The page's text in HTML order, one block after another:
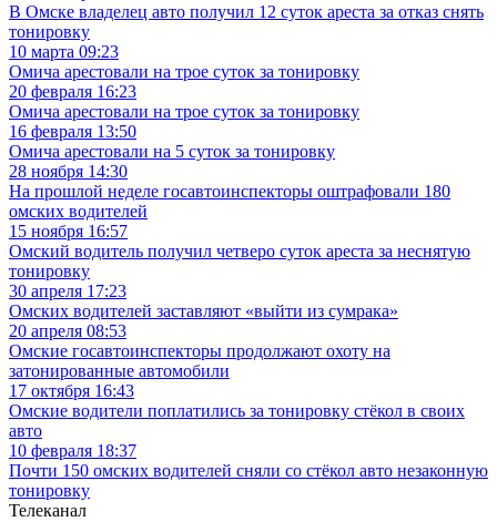
В Омске владелец авто получил 12 суток ареста за отказ снять
тонировку
10 марта 09:23
Омича арестовали на трое суток за тонировку
20 февраля 16:23
Омича арестовали на трое суток за тонировку
16 февраля 13:50
Омича арестовали на 5 суток за тонировку
28 ноября 14:30
На прошлой неделе госавтоинспекторы оштрафовали 180
омских водителей
15 ноября 16:57
Омский водитель получил четверо суток ареста за неснятую
тонировку
30 апреля 17:23
Омских водителей заставляют «выйти из сумрака»
20 апреля 08:53
Омские госавтоинспекторы продолжают охоту на
затонированные автомобили
17 октября 16:43
Омские водители поплатились за тонировку стёкол в своих
авто
10 февраля 18:37
Почти 150 омских водителей сняли со стёкол авто незаконную
тонировку
Телеканал